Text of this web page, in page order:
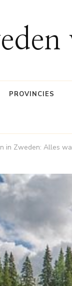
PROVINCIES
in Zweden: Alles